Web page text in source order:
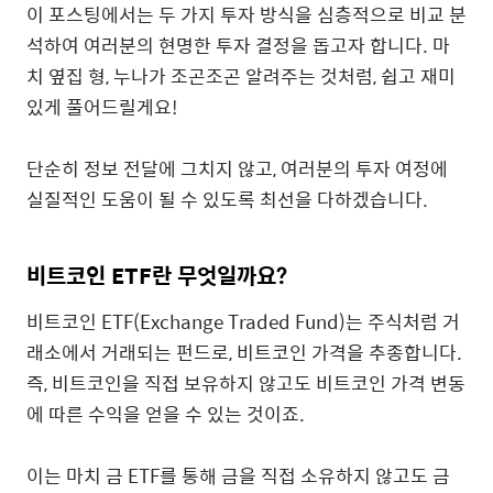
이 포스팅에서는 두 가지 투자 방식을 심층적으로 비교 분
석하여 여러분의 현명한 투자 결정을 돕고자 합니다. 마
치 옆집 형, 누나가 조곤조곤 알려주는 것처럼, 쉽고 재미
있게 풀어드릴게요!
단순히 정보 전달에 그치지 않고, 여러분의 투자 여정에
실질적인 도움이 될 수 있도록 최선을 다하겠습니다.
비트코인 ETF란 무엇일까요?
비트코인 ETF(Exchange Traded Fund)는 주식처럼 거
래소에서 거래되는 펀드로, 비트코인 가격을 추종합니다.
즉, 비트코인을 직접 보유하지 않고도 비트코인 가격 변동
에 따른 수익을 얻을 수 있는 것이죠.
이는 마치 금 ETF를 통해 금을 직접 소유하지 않고도 금